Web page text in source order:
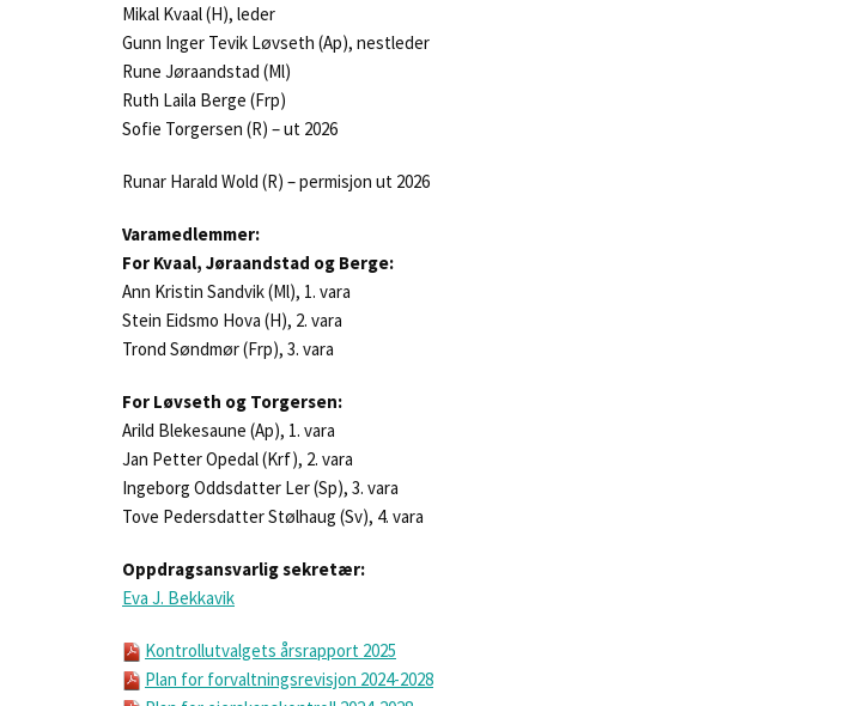
Mikal Kvaal (H), leder
Gunn Inger Tevik Løvseth (Ap), nestleder
Rune Jøraandstad (Ml)
Ruth Laila Berge (Frp)
Sofie Torgersen (R) – ut 2026
Runar Harald Wold (R) – permisjon ut 2026
Varamedlemmer:
For Kvaal, Jøraandstad og Berge:
Ann Kristin Sandvik (Ml), 1. vara
Stein Eidsmo Hova (H), 2. vara
Trond Søndmør (Frp), 3. vara
For Løvseth og Torgersen:
Arild Blekesaune (Ap), 1. vara
Jan Petter Opedal (Krf), 2. vara
Ingeborg Oddsdatter Ler (Sp), 3. vara
Tove Pedersdatter Stølhaug (Sv), 4. vara
Oppdragsansvarlig sekretær:
Eva J. Bekkavik
Kontrollutvalgets årsrapport 2025
Plan for forvaltningsrevisjon 2024-2028